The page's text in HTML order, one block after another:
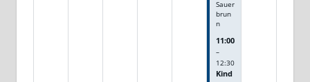
Sauer
brun
n
11:00
–
12:30
Kind